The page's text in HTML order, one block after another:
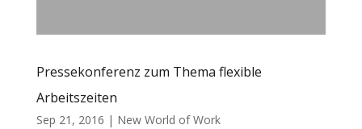
Pressekonferenz zum Thema flexible
Arbeitszeiten
Sep 21, 2016 | New World of Work